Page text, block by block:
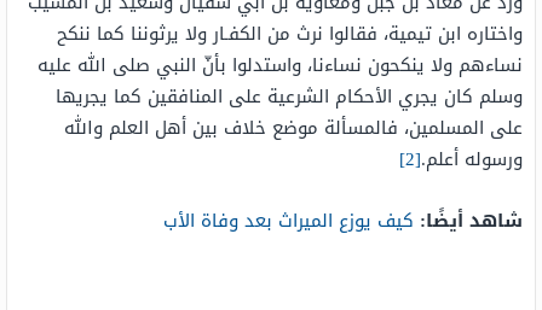
واختاره ابن تيمية، فقالوا نرث من الكفـار ولا يرثوننا كما ننكح
نساءهم ولا ينكحون نساءنا، واستدلوا بأنّ النبي صلى الله عليه
وسلم كان يجري الأحكام الشرعية على المنافقين كما يجريها
على المسلمين، فالمسألة موضع خلاف بين أهل العلم والله
ورسوله أعلم.[2]
شاهد أيضًا: كيف يوزع الميراث بعد وفاة الأب